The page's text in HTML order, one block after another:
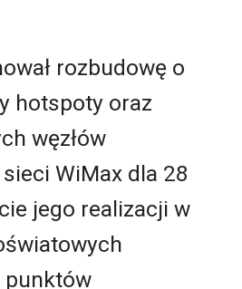
rozbudowę o
hotspoty oraz
węzłów
WiMax dla 28
jego realizacji w
punktów